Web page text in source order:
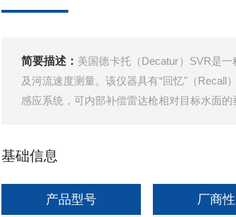
简要描述： 美国德卡托（Decatur）SVR是
及河流速度测量。该仪器具有“回忆"（
感应系统，可内部补偿雷达枪相对目标水面
基础信息
产品型号 厂商